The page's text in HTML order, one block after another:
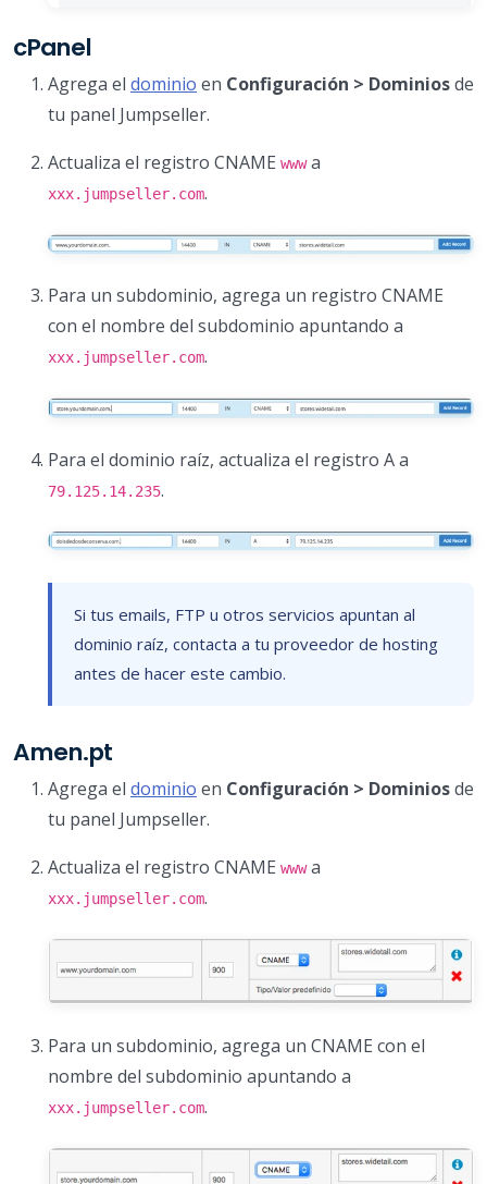
cPanel
Agrega el dominio en Configuración > Dominiosde
tu panel Jumpseller.
Actualiza el registro CNAME wwwa
xxx.jumpseller.com.
Para un subdominio, agrega un registro CNAME
con el nombre del subdominio apuntando a
xxx.jumpseller.com.
Para el dominio raíz, actualiza el registro A a
79.125.14.235.
Si tus emails, FTP u otros servicios apuntan al
dominio raíz, contacta a tu proveedor de hosting
antes de hacer este cambio.
Amen.pt
Agrega el dominio en Configuración > Dominiosde
tu panel Jumpseller.
Actualiza el registro CNAME wwwa
xxx.jumpseller.com.
Para un subdominio, agrega un CNAME con el
nombre del subdominio apuntando a
xxx.jumpseller.com.